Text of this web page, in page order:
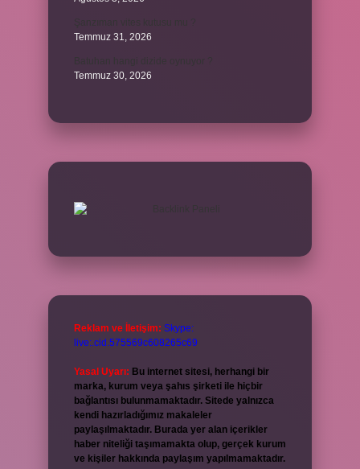
Temmuz 31, 2026
Temmuz 30, 2026
Reklam ve İletişim: Skype:
live:.cid.575569c608265c69
Yasal Uyarı: Bu internet sitesi, herhangi bir
marka, kurum veya şahıs şirketi ile hiçbir
bağlantısı bulunmamaktadır. Sitede yalnızca
kendi hazırladığımız makaleler
paylaşılmaktadır. Burada yer alan içerikler
haber niteliği taşımamakta olup, gerçek kurum
ve kişiler hakkında paylaşım yapılmamaktadır.